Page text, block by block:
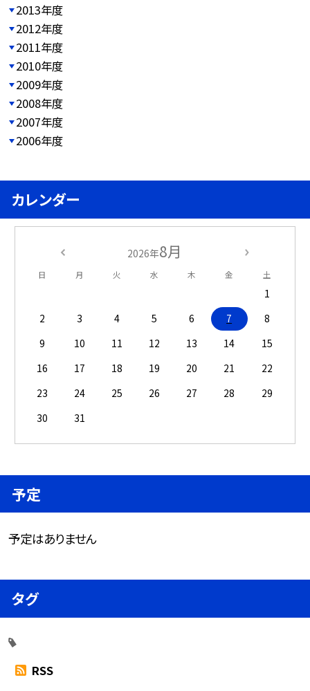
2013年度
2012年度
2011年度
2010年度
2009年度
2008年度
2007年度
2006年度
カレンダー
2026年8月
日 月 火 水 木 金 土
1
2
3 4 5 6 7
8
9
10 11 12 13 14
15
16
17 18 19 20 21
22
23
24 25 26 27 28
29
30
31
予定
予定はありません
タグ
RSS